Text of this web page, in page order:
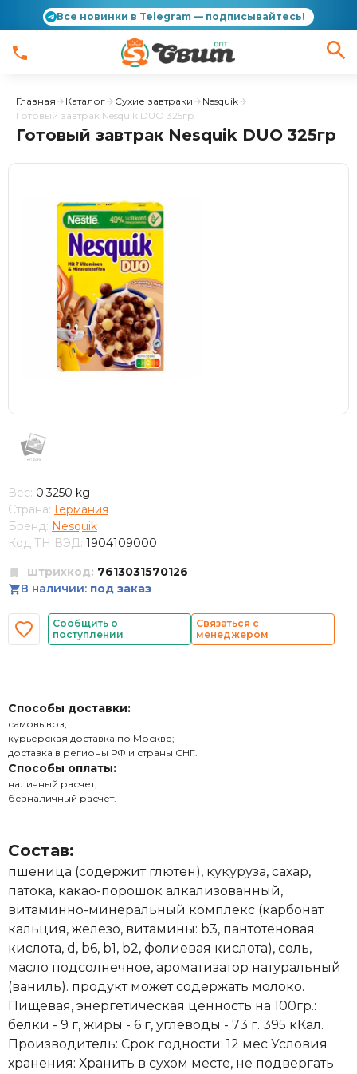
Все новинки в Telegram — подписывайтесь!
Главная Каталог Сухие завтраки
Nesquik
Готовый завтрак Nesquik DUO 325гр
Готовый завтрак Nesquik DUO 325гр
Вес: 0.3250 kg
Страна: Германия
Бренд: Nesquik
Код ТН ВЭД: 1904109000
штрихкод: 7613031570126
В наличии: под заказ
Сообщить о
поступлении
Связаться с
менеджером
Способы доставки:
самовывоз;
курьерская доставка по Москве;
доставка в регионы РФ и страны СНГ.
Способы оплаты:
наличный расчет;
безналичный расчет.
Состав:
пшеница (содержит глютен), кукуруза, сахар,
патока, какао-порошок алкализованный,
витаминно-минеральный комплекс (карбонат
кальция, железо, витамины: b3, пантотеновая
кислота, d, b6, b1, b2, фолиевая кислота), соль,
масло подсолнечное, ароматизатор натуральный
(ваниль). продукт может содержать молоко.
Пищевая, энергетическая ценность на 100гр.:
белки - 9 г, жиры - 6 г, углеводы - 73 г. 395 кКал.
Производитель: Срок годности: 12 мес Условия
хранения: Хранить в сухом месте, не подвергать